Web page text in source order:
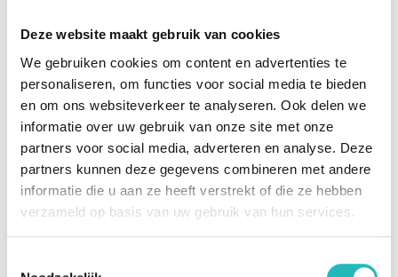
Deze website maakt gebruik van cookies
We gebruiken cookies om content en advertenties te
personaliseren, om functies voor social media te bieden
en om ons websiteverkeer te analyseren. Ook delen we
informatie over uw gebruik van onze site met onze
partners voor social media, adverteren en analyse. Deze
partners kunnen deze gegevens combineren met andere
informatie die u aan ze heeft verstrekt of die ze hebben
verzameld op basis van uw gebruik van hun services.
Koudwatervrees
“Digitalisering biedt voor iedereen kansen. Al
snap ik best dat mensen koudwatervrees of
vooroordelen hebben. Goede voorlichting is
belangrijk, je moet weten wat je wel en niet
kunt verwachten. Maar mijn belangrijkste tip:
probeer het gewoon, onderzoek of het je kan
helpen. Ik denk dat we nog aan het begin staan.
Over twintig jaar kan ik aan een robot vragen